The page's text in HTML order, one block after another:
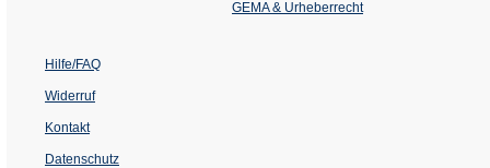
Tab)
GEMA & Urheberrecht
Hilfe/FAQ
Widerruf
Kontakt
Datenschutz